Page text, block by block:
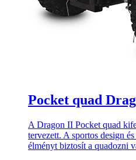
Pocket quad
A Dragon II Pocket quad
tervezett. A sportos design
élményt biztosít a quadozni